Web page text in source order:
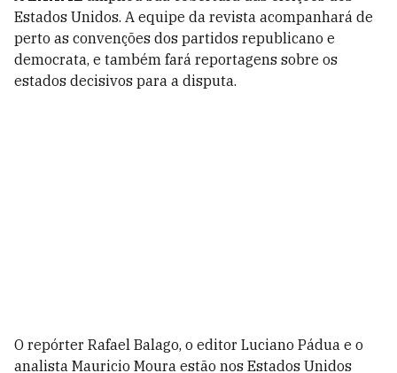
Estados Unidos. A equipe da revista acompanhará de
perto as convenções dos partidos republicano e
democrata, e também fará reportagens sobre os
estados decisivos para a disputa.
O repórter Rafael Balago, o editor Luciano Pádua e o
analista Mauricio Moura estão nos Estados Unidos